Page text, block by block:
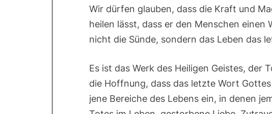
Wir dürfen glauben, dass die Kraft und
heilen lässt, dass er den Menschen einen
nicht die Sünde, sondern das Leben das
Es ist das Werk des Heiligen Geistes, der
die Hoffnung, dass das letzte Wort
jene Bereiche des Lebens ein, in denen